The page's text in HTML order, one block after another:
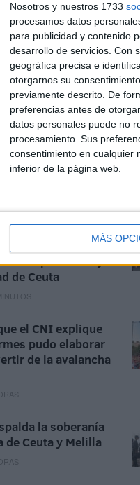
Nosotros y nuestros 1733
procesamos datos
para publicidad y contenido
desarrollo de servicios. Con
geográfica precisa e
otorgarnos su
previamente descrito. De
preferencias antes de
datos personales puede no
procesamiento. Sus
consentimiento en cualquier
inferior de la página web.
MÁS
ser nuestra sanidad.
"toda
ciudadana" en
la españolidad y
de Ceuta
el CNI explique
pudo elaborar
de la avalancha
la soberanía
de Ceuta y Melilla